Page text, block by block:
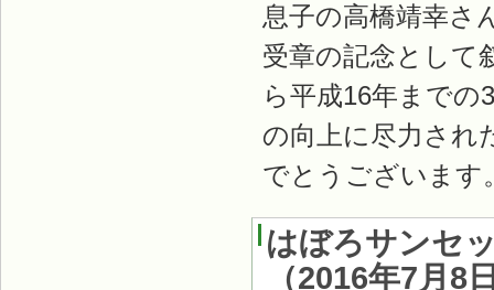
息子の高橋靖幸さ
受章の記念として
ら平成16年までの
の向上に尽力され
でとうございます
はぼろサンセ
（2016年7月8